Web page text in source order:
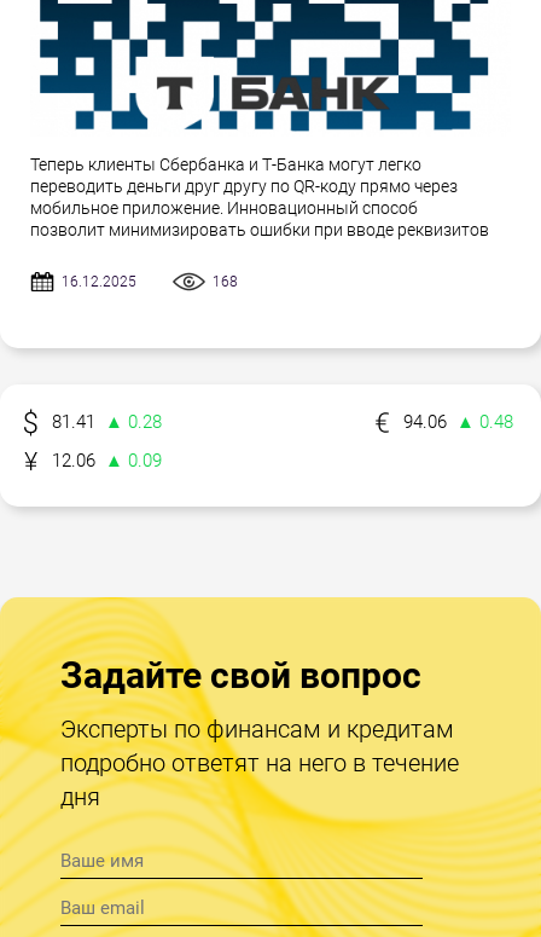
Теперь клиенты Сбербанка и Т-Банка могут легко
переводить деньги друг другу по QR-коду прямо через
мобильное приложение. Инновационный способ
позволит минимизировать ошибки при вводе реквизитов
16.12.2025 168
81.41 ▲ 0.28 94.06
▲ 0.48
12.06
▲ 0.09
Задайте свой вопрос
Эксперты по финансам и кредитам
подробно ответят на него в течение
дня